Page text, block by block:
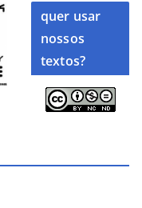
quer usar
nossos
textos?